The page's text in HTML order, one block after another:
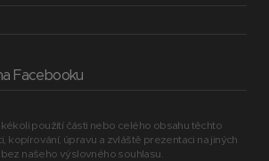
Facebooku
použití části nebo celého obsahu těchto
kopírování, úpravu a zvláště prezentaci na jiných
našeho výslovného souhlasu.